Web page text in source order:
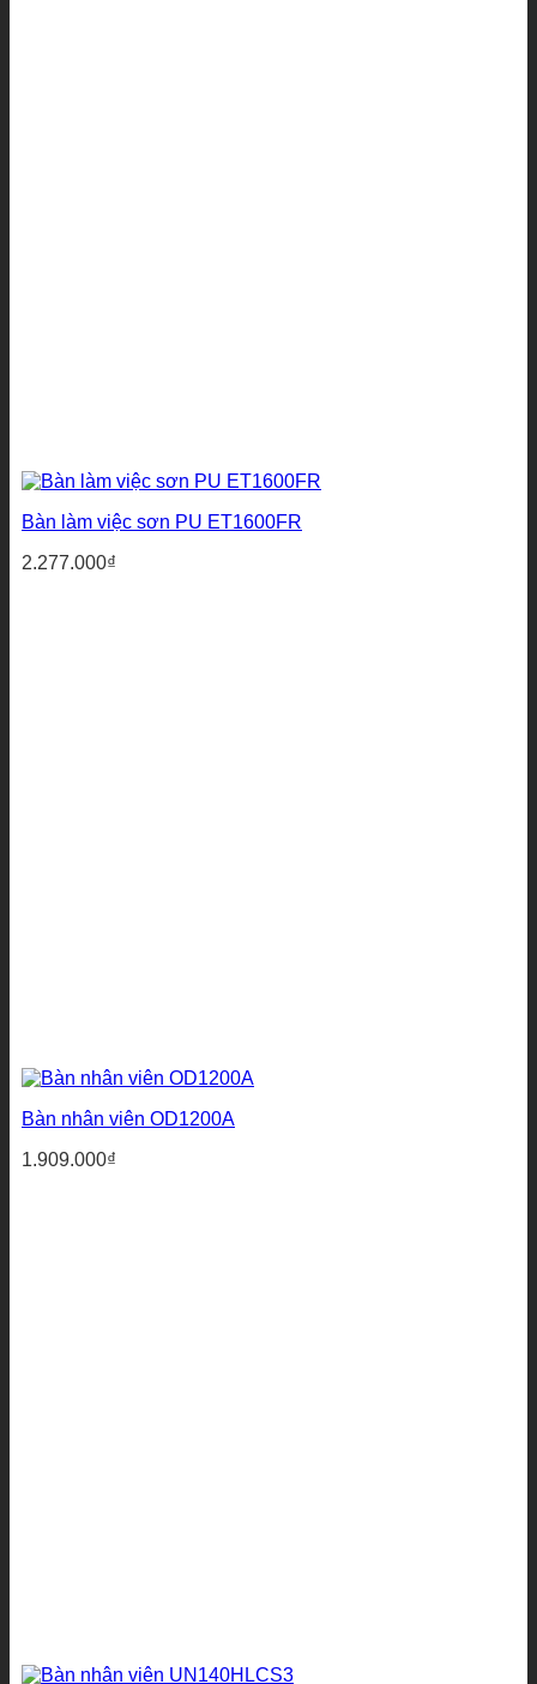
Bàn làm việc sơn PU ET1600FR
2.277.000₫
Bàn nhân viên OD1200A
1.909.000₫